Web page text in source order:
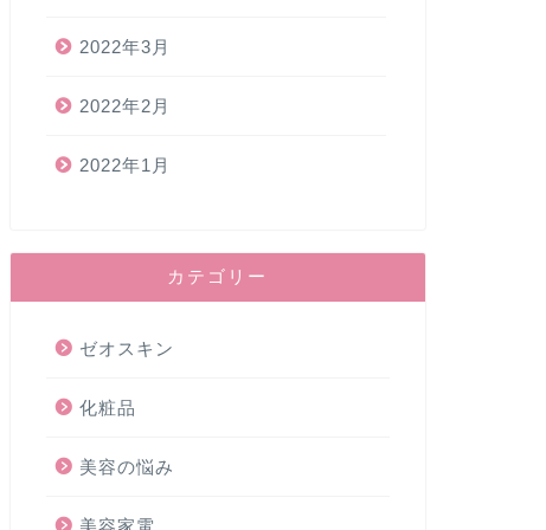
2022年3月
2022年2月
2022年1月
カテゴリー
ゼオスキン
化粧品
美容の悩み